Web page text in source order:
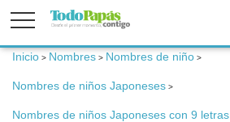
Inicio > Nombres > Nombres de niño >
Nombres de niños Japoneses >
Nombres de niños Japoneses con 9 letras